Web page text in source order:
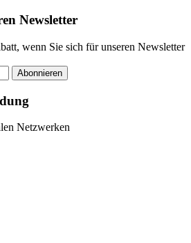
Newsletter
wenn Sie sich für unseren Newsletter
Abonnieren
Netzwerken